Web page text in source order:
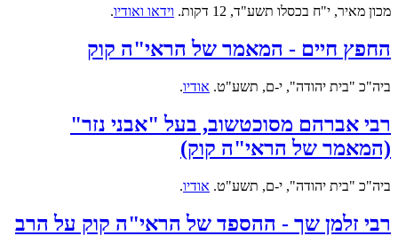
מכון מאיר, י"ח בכסלו תשע"ד, 12 דקות. וידאו ואודיו.
החפץ חיים - המאמר של הראי"ה קוק
ביה"כ "בית יהודה", י-ם, תשע"ט. אודיו.
רבי אברהם מסוכטשוב, בעל "אבני נזר"
(המאמר של הראי"ה קוק)
ביה"כ "בית יהודה", י-ם, תשע"ט. אודיו.
רבי זלמן שך - ההספד של הראי"ה קוק על הרב